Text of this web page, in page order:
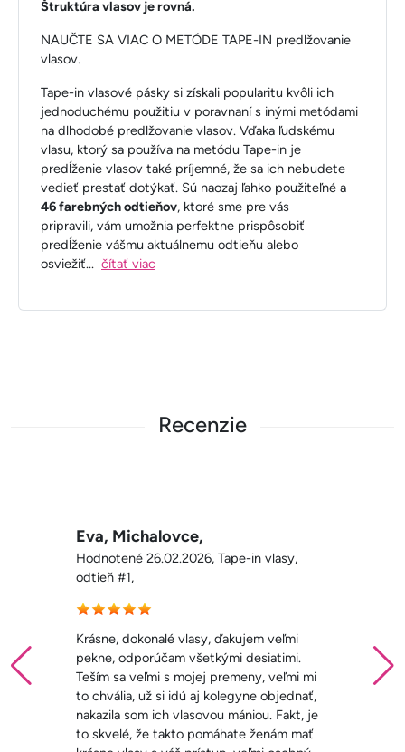
Štruktúra vlasov je rovná.
NAUČTE SA VIAC O METÓDE TAPE-IN predlžovanie
vlasov.
Tape-in vlasové pásky si získali popularitu kvôli ich
jednoduchému použitiu v poravnaní s inými metódami
na dlhodobé predlžovanie vlasov. Vďaka ľudskému
vlasu, ktorý sa používa na metódu Tape-in je
predĺženie vlasov také príjemné, že sa ich nebudete
vedieť prestať dotýkať. Sú naozaj ľahko použiteľné a
46 farebných odtieňov, ktoré sme pre vás
pripravili, vám umožnia perfektne prispôsobiť
predĺženie vášmu aktuálnemu odtieňu alebo
osviežiť... čítať viac
Recenzie
Eva, Michalovce,
Hodnotené 26.02.2026, Tape-in vlasy,
odtieň #1,
Krásne, dokonalé vlasy, ďakujem veľmi
pekne, odporúčam všetkými desiatimi.
Teším sa veľmi s mojej premeny, veľmi mi
to chvália, už si idú aj kolegyne objednať,
nakazila som ich vlasovou mániou. Fakt, je
to skvelé, že takto pomáhate ženám mať